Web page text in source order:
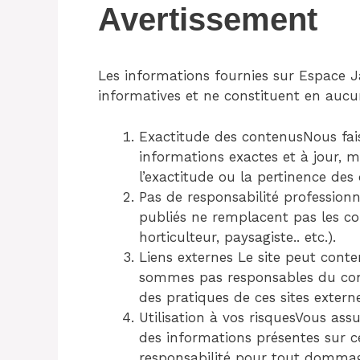
Avertissement
Les informations fournies sur Espace
informatives et ne constituent en
Exactitude des contenusNous
informations exactes et à jour,
l’exactitude ou la pertinence
Pas de responsabilité
publiés ne remplacent pas les
horticulteur, paysagiste.. etc.).
Liens externes Le site peut
sommes pas responsables du
des pratiques de ces sites
Utilisation à vos risquesVous
des informations présentes sur